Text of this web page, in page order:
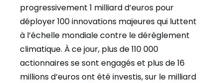
progressivement 1 milliard d’euros pour
déployer 100 innovations majeures qui luttent
à l’échelle mondiale contre le dérèglement
climatique. À ce jour, plus de 110 000
actionnaires se sont engagés et plus de 16
millions d’euros ont été investis, sur le milliard